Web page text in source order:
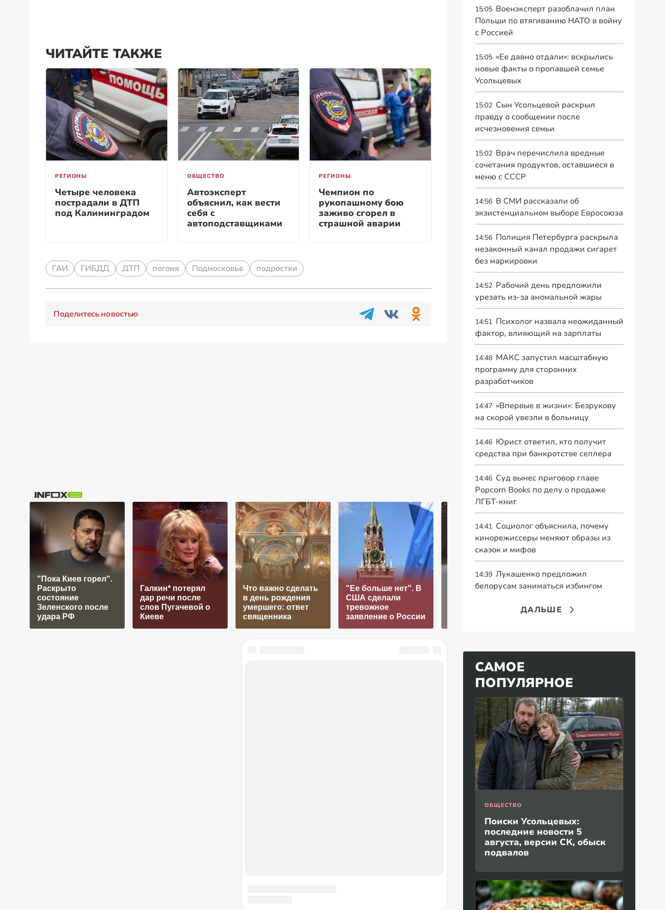
ЧИТАЙТЕ ТАКЖЕ
РЕГИОНЫ
Четыре человека
пострадали в ДТП
под Калининградом
ОБЩЕСТВО
Автоэксперт
объяснил, как вести
себя с
автоподставщиками
РЕГИОНЫ
Чемпион по
рукопашному бою
заживо сгорел в
страшной аварии
ГАИ ГИБДД ДТП погоня Подмосковье подростки
Поделитесь новостью
"Пока Киев горел".
Раскрыто
состояние
Зеленского после
удара РФ
Галкин* потерял
дар речи после
слов Пугачевой о
Киеве
Что важно сделать
в день рождения
умершего: ответ
священника
"Ее больше нет". В
США сделали
тревожное
заявление о России
Пенсионерам 1951
—1971 года
рассказали о новой
«Это конец всего»:
Захарова
а фестиваль в
15:05 Военэксперт разоблачил план
Польши по втягиванию НАТО в войну
с Россией
15:05 «Ее давно отдали»: вскрылись
новые факты о пропавшей семье
Усольцевых
15:02 Сын Усольцевой раскрыл
правду о сообщении после
исчезновения семьи
15:02 Врач перечислила вредные
сочетания продуктов, оставшиеся в
меню с СССР
14:56 В СМИ рассказали об
экзистенциальном выборе Евросоюза
14:56 Полиция Петербурга раскрыла
незаконный канал продажи сигарет
без маркировки
14:52 Рабочий день предложили
урезать из-за аномальной жары
14:51 Психолог назвала неожиданный
фактор, влияющий на зарплаты
14:48 МАКС запустил масштабную
программу для сторонних
разработчиков
14:47 «Впервые в жизни»: Безрукову
на скорой увезли в больницу
14:46 Юрист ответил, кто получит
средства при банкротстве селлера
14:46 Суд вынес приговор главе
Popcorn Books по делу о продаже
ЛГБТ-книг
14:41 Социолог объяснила, почему
кинорежиссеры меняют образы из
сказок и мифов
14:39 Лукашенко предложил
белорусам заниматься избингом
ДАЛЬШЕ
САМОЕ
ПОПУЛЯРНОЕ
ОБЩЕСТВО
Поиски Усольцевых:
последние новости 5
августа, версии СК, обыск
подвалов